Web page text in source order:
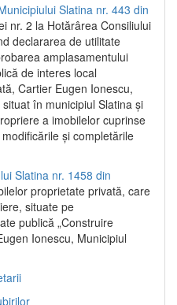
Slatina nr. 443 din
nr. 2 la Hotărârea Consiliului
declararea de utilitate
amplasamentului
de interes local
Cartier Eugen Ionescu,
în municipiul Slatina şi
a imobilelor cuprinse
şi completările
Slatina nr. 1458 din
proprietate privată, care
situate pe
publică „Construire
Ionescu, Municipiul